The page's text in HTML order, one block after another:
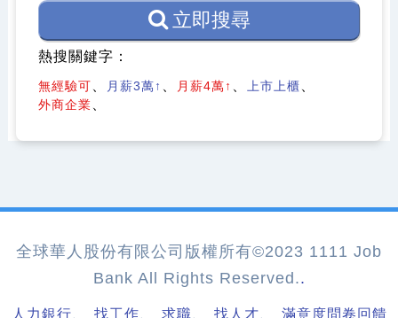
立即搜尋
熱搜關鍵字：
無經驗可 月薪3萬↑ 月薪4萬↑
上市上櫃
外商企業
全球華人股份有限公司版權所有©2023 1111 Job
Bank All Rights Reserved..
人力銀行、 找工作、 求職、 找人才、 滿意度問卷回饋